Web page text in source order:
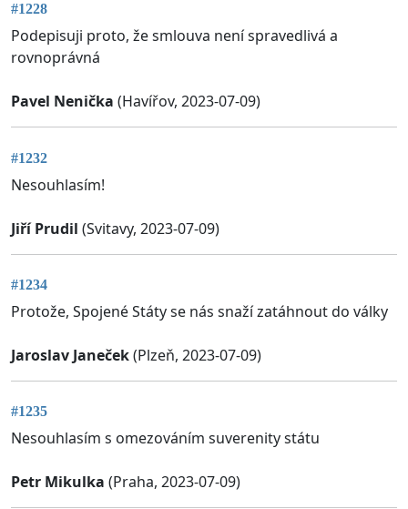
#1228
Podepisuji proto, že smlouva není spravedlivá a
rovnoprávná
Pavel Nenička (Havířov, 2023-07-09)
#1232
Nesouhlasím!
Jiří Prudil (Svitavy, 2023-07-09)
#1234
Protože, Spojené Státy se nás snaží zatáhnout do války
Jaroslav Janeček(Plzeň, 2023-07-09)
#1235
Nesouhlasím s omezováním suverenity státu
Petr Mikulka (Praha, 2023-07-09)